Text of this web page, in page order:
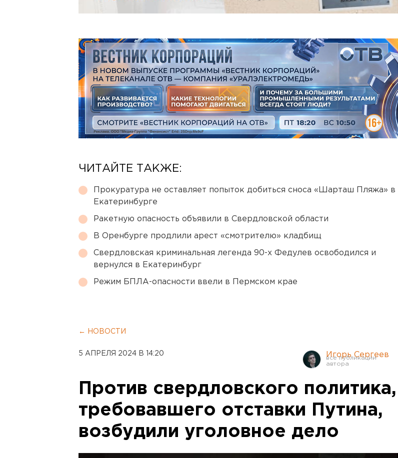
ЧИТАЙТЕ ТАКЖЕ:
Прокуратура не оставляет попыток добиться сноса «Шарташ Пляжа» в
Екатеринбурге
Ракетную опасность объявили в Свердловской области
В Оренбурге продлили арест «смотрителю» кладбищ
Свердловская криминальная легенда 90-х Федулев освободился и
вернулся в Екатеринбург
Режим БПЛА-опасности ввели в Пермском крае
← НОВОСТИ
5 АПРЕЛЯ 2024 В 14:20 Игорь Сергеев
Против свердловского политика,
требовавшего отставки Путина,
возбудили уголовное дело